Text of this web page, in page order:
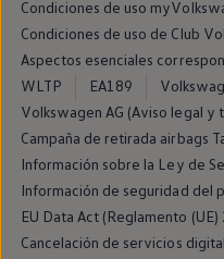
Llantas y
Recambios
Accesorios y
Seguridad
Transporte
Carga
Todo sobre tu
Tu coche
Luces de
Manuales
Condiciones de uso
Condiciones de uso de Club
Aspectos esenciales
WLTP
EA189
Volkswagen AG (Aviso legal y
Campaña de retirada airbags
Información sobre la Ley de
Información de seguridad del
EU Data Act (Reglamento
Cancelación de servicios